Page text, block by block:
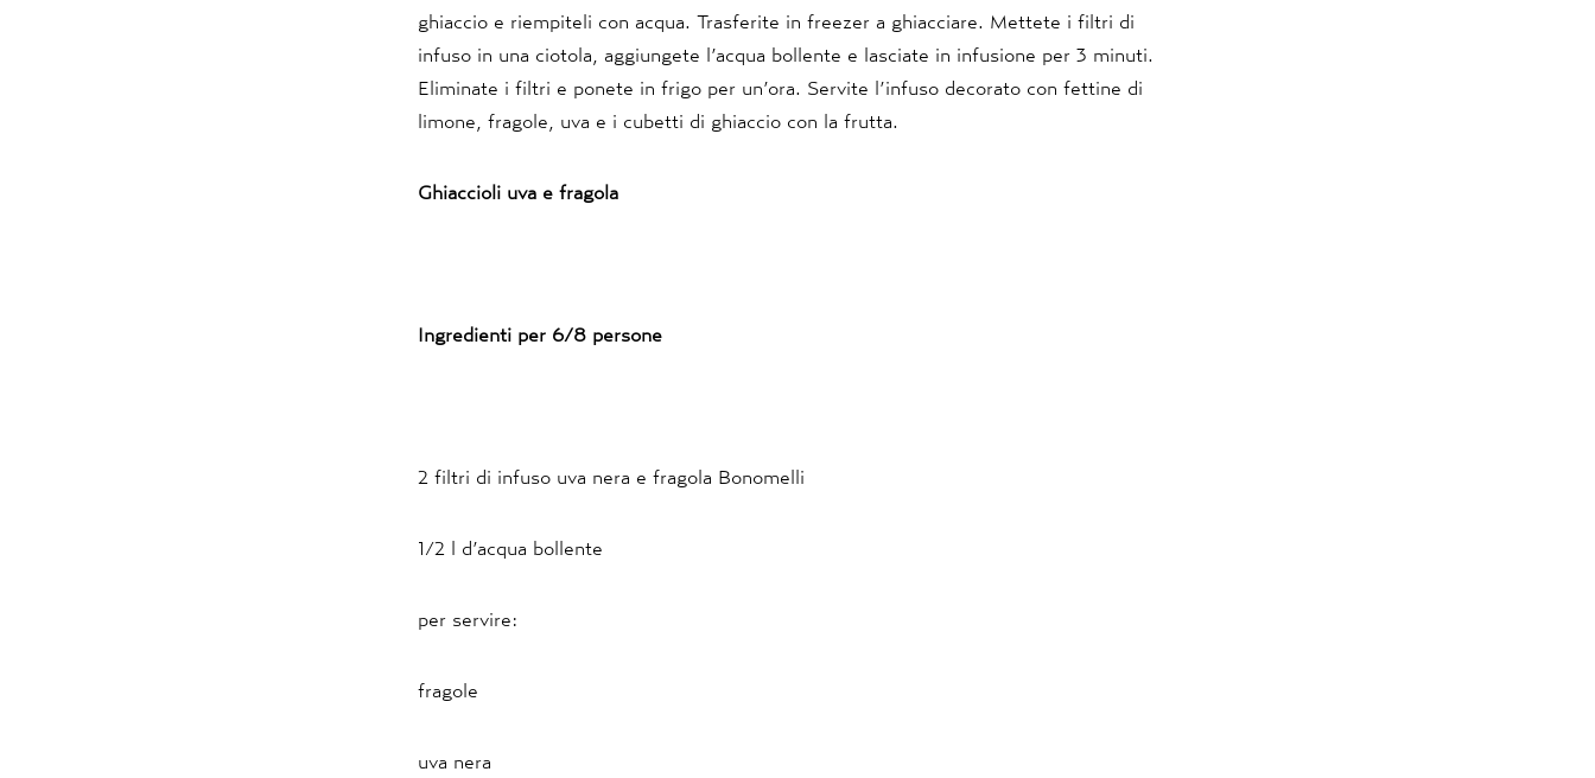
ghiaccio e riempiteli con acqua. Trasferite in freezer a ghiacciare. Mettete i filtri di
infuso in una ciotola, aggiungete l’acqua bollente e lasciate in infusione per 3 minuti.
Eliminate i filtri e ponete in frigo per un’ora. Servite l’infuso decorato con fettine di
limone, fragole, uva e i cubetti di ghiaccio con la frutta.
Ghiaccioli uva e fragola
Ingredienti per 6/8 persone
2 filtri di infuso uva nera e fragola Bonomelli
1/2 l d’acqua bollente
per servire:
fragole
uva nera